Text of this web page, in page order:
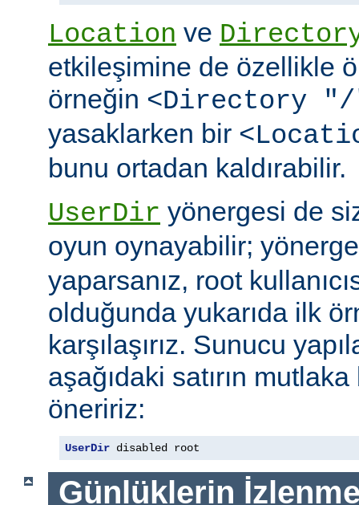
Location ve
etkileşimine de özellikle
örneğin <Directory "/
yasaklarken bir
bunu ortadan kaldırabilir.
UserDir yönergesi de
oyun oynayabilir;
yaparsanız, root
olduğunda yukarıda ilk
karşılaşırız. Sunucu
aşağıdaki satırın mutlaka
öneririz:
UserDir disabled root
Günlüklerin